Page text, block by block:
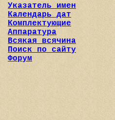
Указатель имен
Календарь дат
Комплектующие
Аппаратура
Всякая всячина
Поиск по сайту
Форум